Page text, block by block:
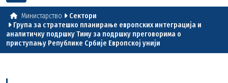
Министарство
Сектори
Група за стратешко планирање европских интеграција и
аналитичку подршку Тиму за подршку преговорима о
приступању Републике Србије Европској унији